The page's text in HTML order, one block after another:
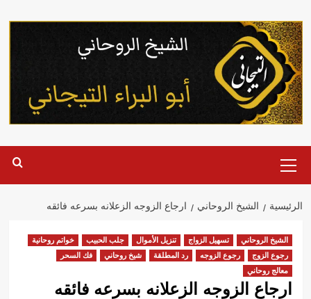
إلى
المحتوى
الرئيسية
الرئيسية الشيخ الروحاني ارجاع الزوجه الزعلانه بسرعه فائقه
الشيخ الروحاني تسهيل الزواج تنزيل الأموال جلب الحبيب
خواتم روحانية
رجوع الزوج
رجوع الزوجه رد المطلقة شيخ روحاني
فك السحر
معالج روحاني
ارجاع الزوجه الزعلانه بسرعه فائقه